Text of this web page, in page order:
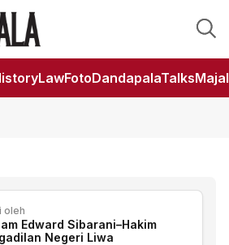
FotoDandapalaTalks
oleh
Edward Sibarani–Hakim
Negeri Liwa